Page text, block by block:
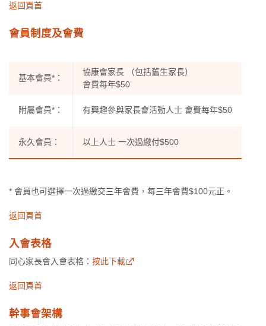
返回頁首
會員制度及會費
基本會員*：
協康會家長 （包括舊生家長）
會費每年$50
附屬會員*： 有興趣參與家長會活動人士 會費每年$50
永久會員： 以上人士 一次過繳付$500
* 會員也可選擇一次過繳交三年會費，每三年會費$100元正。
返回頁首
入會表格
同心家長會入會表格： 按此下載
返回頁首
幹事會架構